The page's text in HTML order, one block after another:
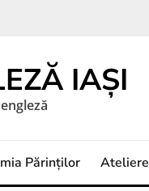
IAȘI
Părinților Ateliere